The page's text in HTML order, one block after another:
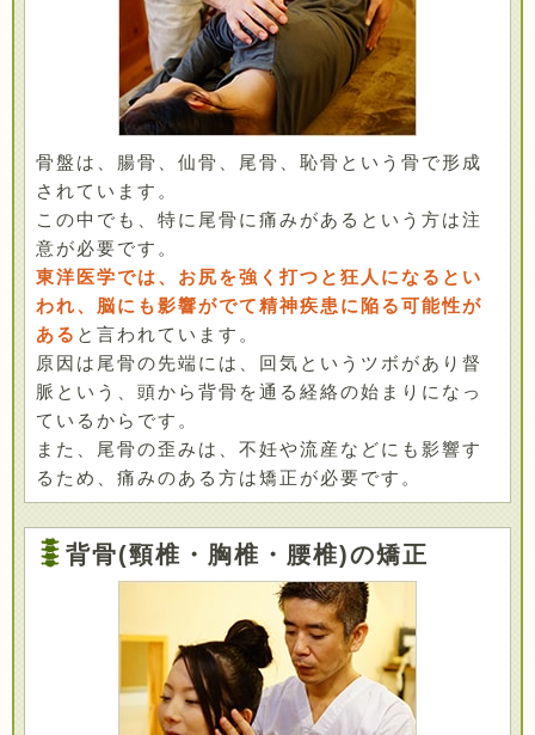
骨盤は、腸骨、仙骨、尾骨、恥骨という骨で形成
されています。
この中でも、特に尾骨に痛みがあるという方は注
意が必要です。
東洋医学では、お尻を強く打つと狂人になるとい
われ、脳にも影響がでて精神疾患に陥る可能性が
ある と言われています。
原因は尾骨の先端には、回気というツボがあり督
脈という、頭から背骨を通る経絡の始まりになっ
ているからです。
また、尾骨の歪みは、不妊や流産などにも影響す
るため、痛みのある方は矯正が必要です。
背骨(頸椎・胸椎・腰椎)の矯正